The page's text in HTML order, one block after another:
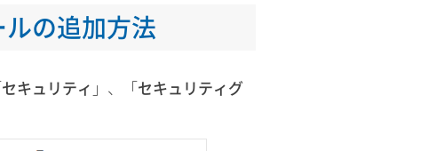
の追加方法
セキュリティ 」、「セキュリティグ